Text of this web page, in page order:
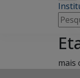
por:
mais